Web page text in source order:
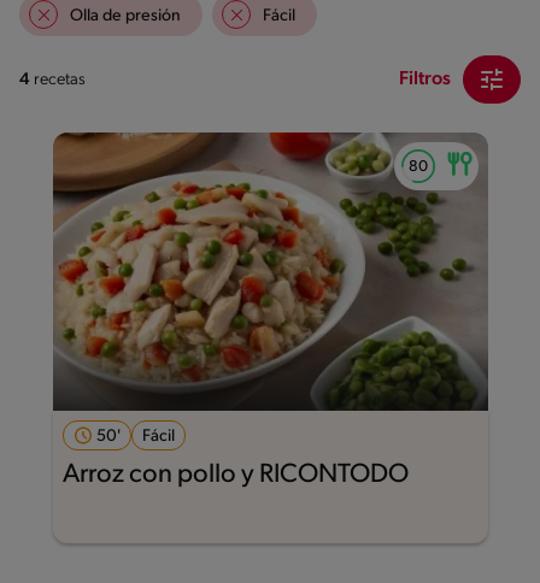
Olla de presión Fácil
4 recetas Filtros
50' Fácil
Arroz con pollo y RICONTODO